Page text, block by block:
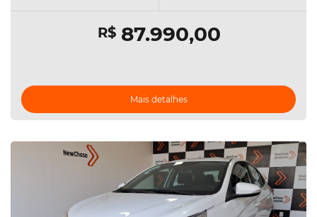
R$87.990,00
Mais detalhes